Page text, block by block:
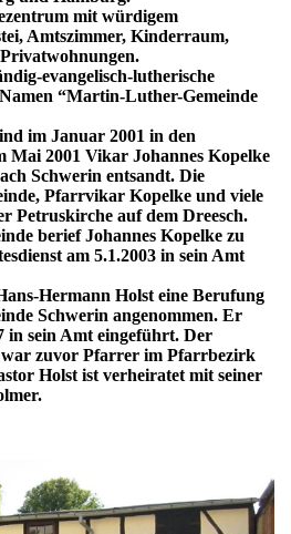
mit würdigem
Amtszimmer, Kinderraum,
evangelisch-lutherische
“Martin-Luther-Gemeinde
im Januar 2001 in den
Mai 2001 Vikar Johannes Kopelke
Schwerin entsandt. Die
Pfarrvikar Kopelke und viele
Petruskirche auf dem Dreesch.
berief Johannes Kopelke zu
am 5.1.2003 in sein Amt
Hermann Holst eine Berufung
Schwerin angenommen. Er
in sein Amt eingeführt. Der
zuvor Pfarrer im Pfarrbezirk
Holst ist verheiratet mit seiner